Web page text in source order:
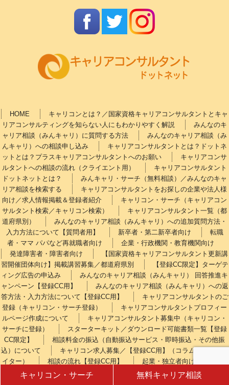
キャリコン・サーチ 無料キャリア相談
HOME
キャリコンとは？／国家資格キャリアコンサルタントとキャ
リアコンサルティングを知らない人にもわかりやすく解説
みんなのキ
ャリア相談（みんキャリ）に質問する方法
みんなのキャリア相談（み
んキャリ）への相談申し込み
キャリアコンサルタントとは？ドットネ
ットとは？プラスキャリアコンサルタントへのお願い
キャリアコンサ
ルタントへの相談の流れ（クライエント用）
キャリアコンサルタント
ドットネットとは？
みんキャリ・サーチ（無料相談）／みんなのキャ
リア相談を検索する
キャリアコンサルタントをお探しの企業や法人様
向け／求人情報掲載＆登録者紹介
キャリコン・サーチ（キャリアコン
サルタント検索／キャリコン検索）
キャリアコンサルタント一覧（都
道府県別）
みんなのキャリア相談（みんキャリ）への追加質問方法・
入力方法について【質問者用】
新卒者・第二新卒者向け
転職
者・ママ パパなど再就職者向け
企業・行政機関・教育機関向け
発達障害者・障害者向け
【国家資格キャリアコンサルタント更新講
習開催団体向け】掲載講習募集／都道府県別
【登録CC限定】ターゲテ
ィング広告の申込み
みんなのキャリア相談（みんキャリ） 回答推進キ
ャンペーン【登録CC用】
みんなのキャリア相談（みんキャリ）への返
答方法・入力方法について【登録CC用】
キャリアコンサルタントのご
登録（キャリコン・サーチ登録）
キャリアコンサルタントプロフィー
ルページ作成について
キャリアコンサルタント募集中（キャリコン・
サーチに登録）
スターターキット／ダウンロード可能書類一覧【登録
CC限定】
相談料金の振込（自動振込サービス・即時振込・その他振
込）について
キャリコン求人募集／【登録CC用】（コラム執筆者・ラ
イター）
相談の流れ【登録CC用】 起業・独立者向け
資格キャリアコンサルタント・試験受験者向け
プロの書いたイラスト